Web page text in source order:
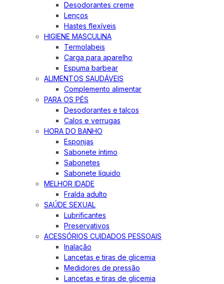
Desodorantes creme
Lenços
Hastes flexíveis
HIGIENE MASCULINA
Termolabeis
Carga para aparelho
Espuma barbear
ALIMENTOS SAUDÁVEIS
Complemento alimentar
PARA OS PÉS
Desodorantes e talcos
Calos e verrugas
HORA DO BANHO
Esponjas
Sabonete íntimo
Sabonetes
Sabonete líquido
MELHOR IDADE
Fralda adulto
SAÚDE SEXUAL
Lubrificantes
Preservativos
ACESSÓRIOS CUIDADOS PESSOAIS
Inalação
Lancetas e tiras de glicemia
Medidores de pressão
Lancetas e tiras de glicemia